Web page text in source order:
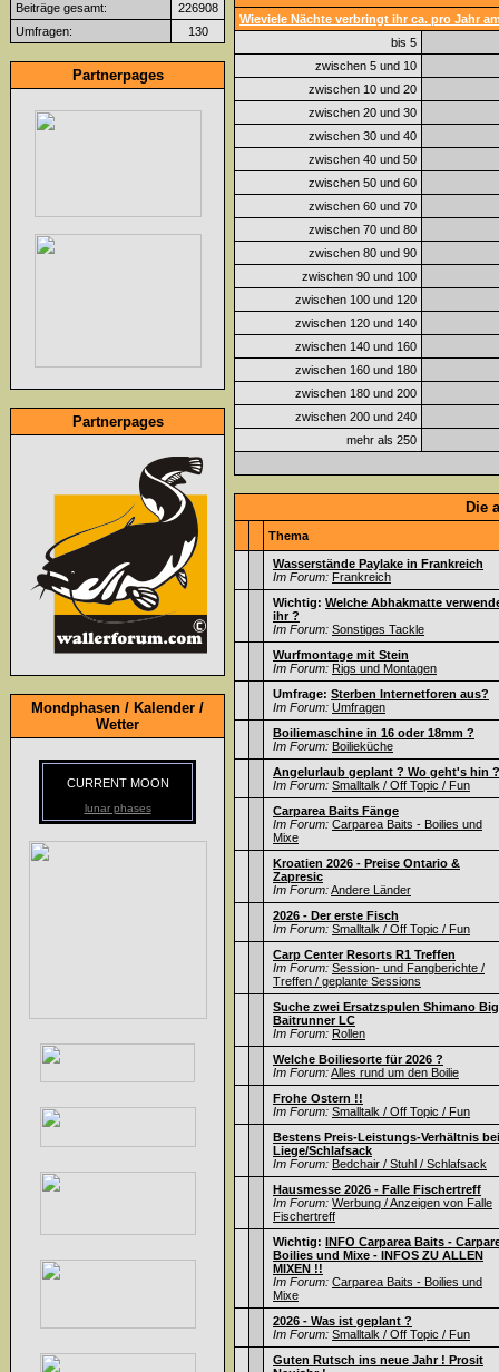
Beiträge gesamt:
226908
Umfragen:
130
Partnerpages
Partnerpages
Mondphasen / Kalender /
Wetter
CURRENT MOON
lunar phases
Wieviele Nächte verbringt ihr ca. pro Jahr
bis 5
zwischen 5 und 10
zwischen 10 und 20
zwischen 20 und 30
zwischen 30 und 40
zwischen 40 und 50
zwischen 50 und 60
zwischen 60 und 70
zwischen 70 und 80
zwischen 80 und 90
zwischen 90 und 100
zwischen 100 und 120
zwischen 120 und 140
zwischen 140 und 160
zwischen 160 und 180
zwischen 180 und 200
zwischen 200 und 240
mehr als 250
Die
Thema
Wasserstände Paylake in Frankreich
Im Forum: Frankreich
Wichtig: Welche Abhakmatte
ihr ?
Im Forum: Sonstiges Tackle
Wurfmontage mit Stein
Im Forum: Rigs und Montagen
Umfrage: Sterben Internetforen aus?
Im Forum: Umfragen
Boiliemaschine in 16 oder 18mm ?
Im Forum: Boilieküche
Angelurlaub geplant ? Wo geht's hin ?
Im Forum: Smalltalk / Off Topic / Fun
Carparea Baits Fänge
Im Forum: Carparea Baits - Boilies und
Mixe
Kroatien 2026 - Preise Ontario &
Zapresic
Im Forum:Andere Länder
2026 - Der erste Fisch
Im Forum: Smalltalk / Off Topic / Fun
Carp Center Resorts R1 Treffen
Im Forum: Session- und Fangberichte /
Treffen / geplante Sessions
Suche zwei Ersatzspulen Shimano Big
Baitrunner LC
Im Forum: Rollen
Welche Boiliesorte für 2026 ?
Im Forum:Alles rund um den Boilie
Frohe Ostern !!
Im Forum: Smalltalk / Off Topic / Fun
Bestens Preis-Leistungs-Verhältnis bei
Liege/Schlafsack
Im Forum: Bedchair / Stuhl / Schlafsack
Hausmesse 2026 - Falle Fischertreff
Im Forum: Werbung / Anzeigen von Falle
Fischertreff
Wichtig: INFO Carparea Baits -
Boilies und Mixe - INFOS ZU ALLEN
MIXEN !!
Im Forum: Carparea Baits - Boilies und
Mixe
2026 - Was ist geplant ?
Im Forum: Smalltalk / Off Topic / Fun
Guten Rutsch ins neue Jahr ! Prosit